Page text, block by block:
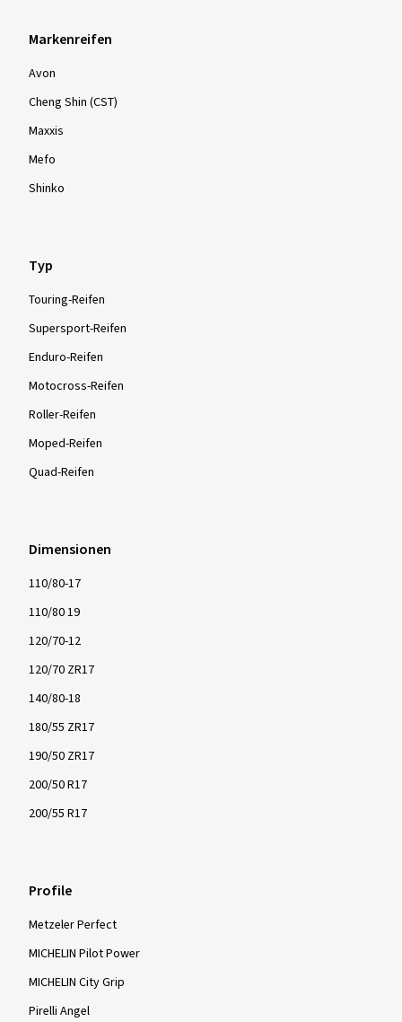
Markenreifen
Avon
Cheng Shin (CST)
Maxxis
Mefo
Shinko
Typ
Touring-Reifen
Supersport-Reifen
Enduro-Reifen
Motocross-Reifen
Roller-Reifen
Moped-Reifen
Quad-Reifen
Dimensionen
110/80-17
110/80 19
120/70-12
120/70 ZR17
140/80-18
180/55 ZR17
190/50 ZR17
200/50 R17
200/55 R17
Profile
Metzeler Perfect
MICHELIN Pilot Power
MICHELIN City Grip
Pirelli Angel